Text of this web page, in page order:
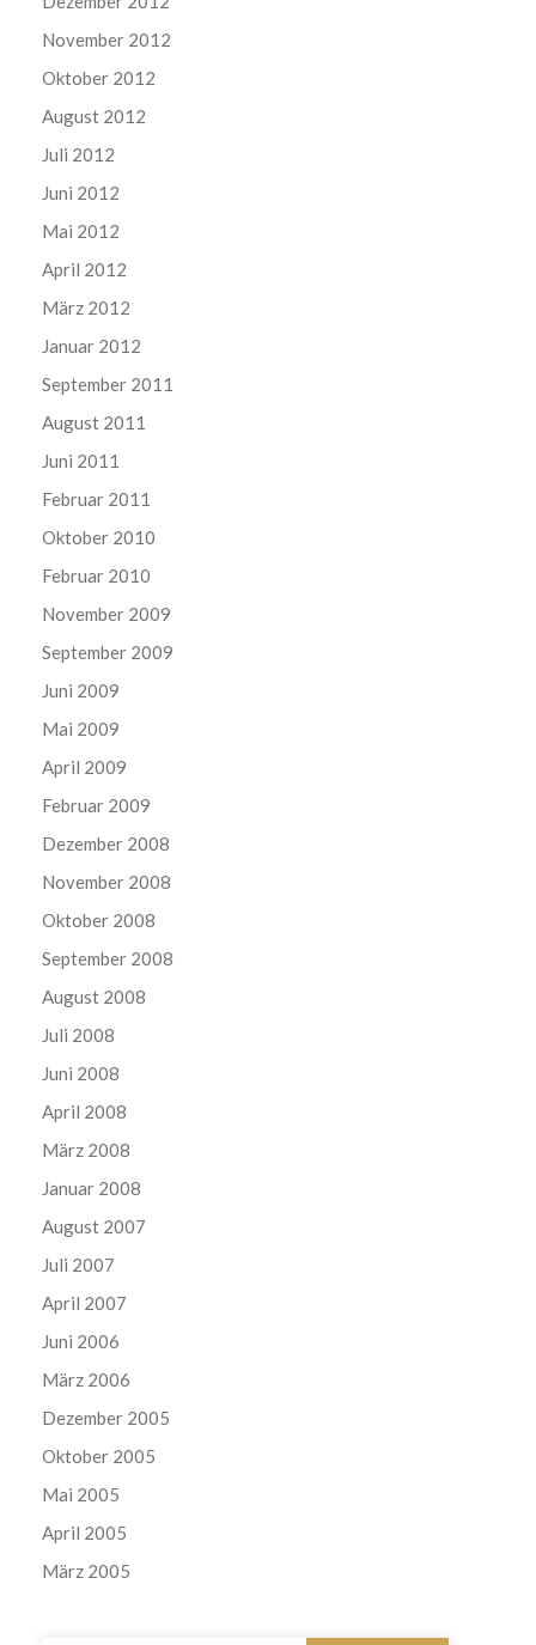
November 2012
Oktober 2012
August 2012
Juli 2012
Juni 2012
Mai 2012
April 2012
März 2012
Januar 2012
September 2011
August 2011
Juni 2011
Februar 2011
Oktober 2010
Februar 2010
November 2009
September 2009
Juni 2009
Mai 2009
April 2009
Februar 2009
Dezember 2008
November 2008
Oktober 2008
September 2008
August 2008
Juli 2008
Juni 2008
April 2008
März 2008
Januar 2008
August 2007
Juli 2007
April 2007
Juni 2006
März 2006
Dezember 2005
Oktober 2005
Mai 2005
April 2005
März 2005